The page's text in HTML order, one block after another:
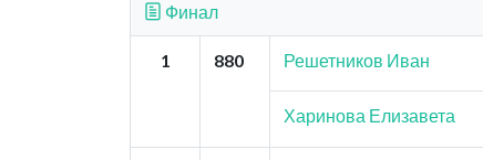
Финал
1 880 Решетников Иван
Харинова Елизавета